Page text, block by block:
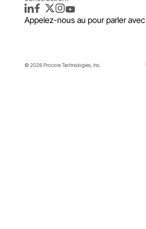
LinkedInFacebook
TwitterInstagram
YouTube
Appelez-nous au pour parler
© 2026 Procore Technologies, Inc.